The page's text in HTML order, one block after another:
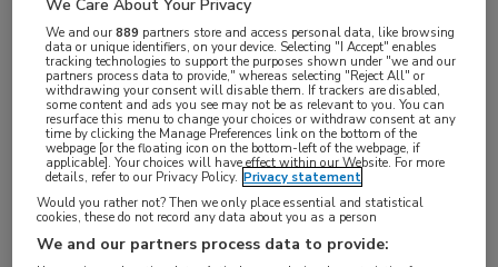
Cardiologie,Reumatologie
Aandachtsgebieden:
Vasculitis
Tags:
arteriitis,vasculitis
We Care About Your Privacy
We and our889 partners store and access personal data, like browsing
data or unique identifiers, on your device. Selecting "I Accept" enables
tracking technologies to support the purposes shown under "we and our
partners process data to provide," whereas selecting "Reject All" or
withdrawing your consent will disable them. If trackers are disabled,
some content and ads you see may not be as relevant to you. You can
resurface this menu to change your choices or withdraw consent at any
time by clicking the Manage Preferences link on the bottom of the
webpage [or the floating icon on the bottom-left of the webpage, if
applicable]. Your choices will have effect within our Website. For more
details, refer to our Privacy Policy. Privacy statement
Would you rather not? Then we only place essential and statistical
cookies, these do not record any data about you as a person
We and our partners process data to provide: